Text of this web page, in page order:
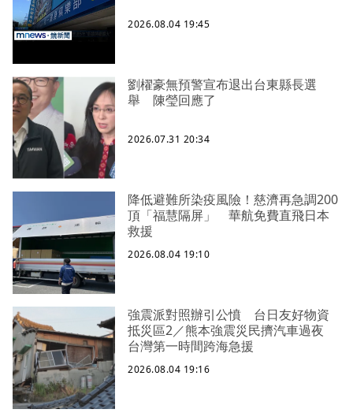
2026.08.04 19:45
劉櫂豪無預警宣布退出台東縣長選
舉 陳瑩回應了
2026.07.31 20:34
降低避難所染疫風險！慈濟再急調200
頂「福慧隔屏」 華航免費直飛日本
救援
2026.08.04 19:10
強震派對照辦引公憤 台日友好物資
抵災區2／熊本強震災民擠汽車過夜
台灣第一時間跨海急援
2026.08.04 19:16